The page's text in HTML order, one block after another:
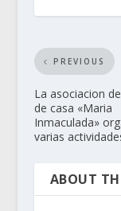
PREVIOUS
La asociacion
de casa «Maria
Inmaculada»
varias
ABOUT